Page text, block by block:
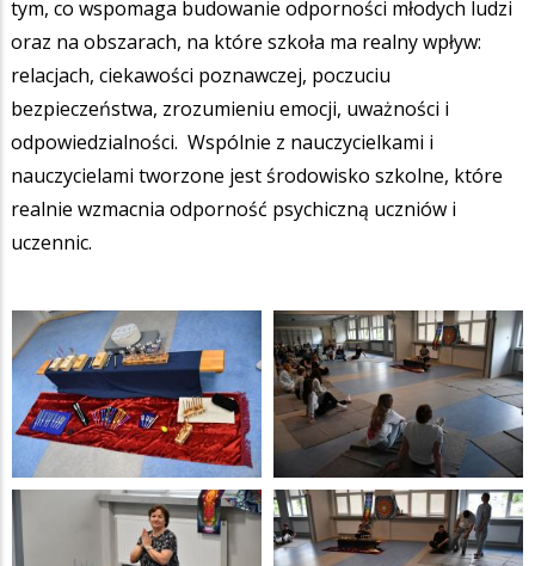
tym, co wspomaga budowanie odporności młodych ludzi
oraz na obszarach, na które szkoła ma realny wpływ:
relacjach, ciekawości poznawczej, poczuciu
bezpieczeństwa, zrozumieniu emocji, uważności i
odpowiedzialności. Wspólnie z nauczycielkami i
nauczycielami tworzone jest środowisko szkolne, które
realnie wzmacnia odporność psychiczną uczniów i
uczennic.